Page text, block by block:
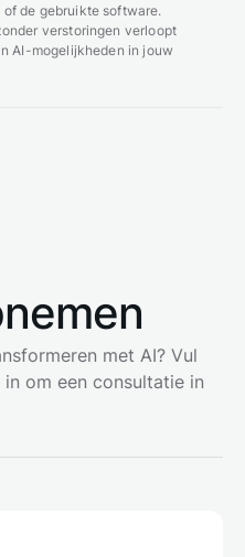
de gebruikte software.
verstoringen verloopt
AI-mogelijkheden in jouw
met AI? Vul
om een consultatie in